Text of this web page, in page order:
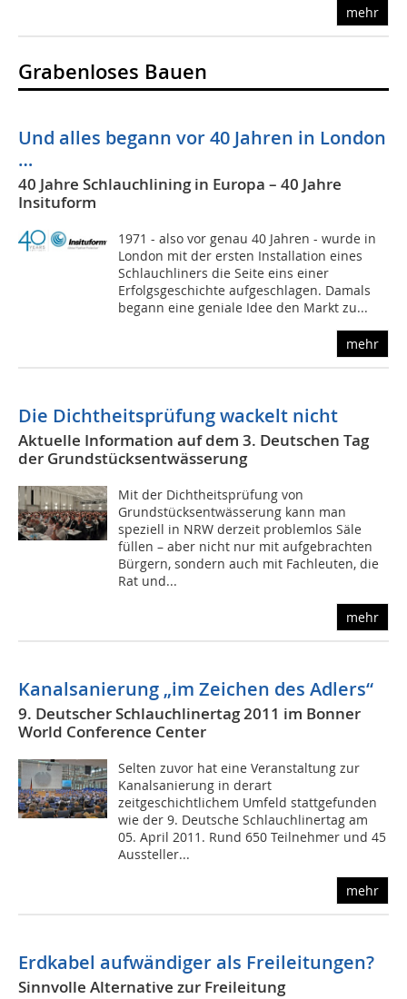
mehr
Grabenloses Bauen
Und alles begann vor 40 Jahren in London
…
40 Jahre Schlauchlining in Europa – 40 Jahre
Insituform
1971 - also vor genau 40 Jahren - wurde in
London mit der ersten Installation eines
Schlauchliners die Seite eins einer
Erfolgsgeschichte aufgeschlagen. Damals
begann eine geniale Idee den Markt zu...
mehr
Die Dichtheitsprüfung wackelt nicht
Aktuelle Information auf dem 3. Deutschen Tag
der Grundstücksentwässerung
Mit der Dichtheitsprüfung von
Grundstücksentwässerung kann man
speziell in NRW derzeit problemlos Säle
füllen – aber nicht nur mit aufgebrachten
Bürgern, sondern auch mit Fachleuten, die
Rat und...
mehr
Kanalsanierung „im Zeichen des Adlers“
9. Deutscher Schlauchlinertag 2011 im Bonner
World Conference Center
Selten zuvor hat eine Veranstaltung zur
Kanalsanierung in derart
zeitgeschichtlichem Umfeld stattgefunden
wie der 9. Deutsche Schlauchlinertag am
05. April 2011. Rund 650 Teilnehmer und 45
Aussteller...
mehr
Erdkabel aufwändiger als Freileitungen?
Sinnvolle Alternative zur Freileitung